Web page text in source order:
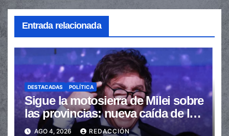
Entrada relacionada
DESTACADAS POLÍTICA
Sigue la motosierra de Milei sobre
las provincias: nueva caída de las
transferencias no automáticas
AGO 4, 2026 REDACCIÓN